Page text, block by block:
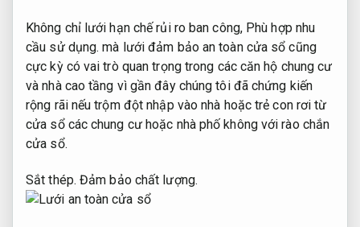
Không chỉ lưới hạn chế rủi ro ban công, Phù hợp nhu
cầu sử dụng. mà lưới đảm bảo an toàn cửa sổ cũng
cực kỳ có vai trò quan trọng trong các căn hộ chung cư
và nhà cao tầng vì gần đây chúng tôi đã chứng kiến
rộng rãi nếu trộm đột nhập vào nhà hoặc trẻ con rơi từ
cửa sổ các chung cư hoặc nhà phố không với rào chắn
cửa sổ.
Sắt thép. Đảm bảo chất lượng.